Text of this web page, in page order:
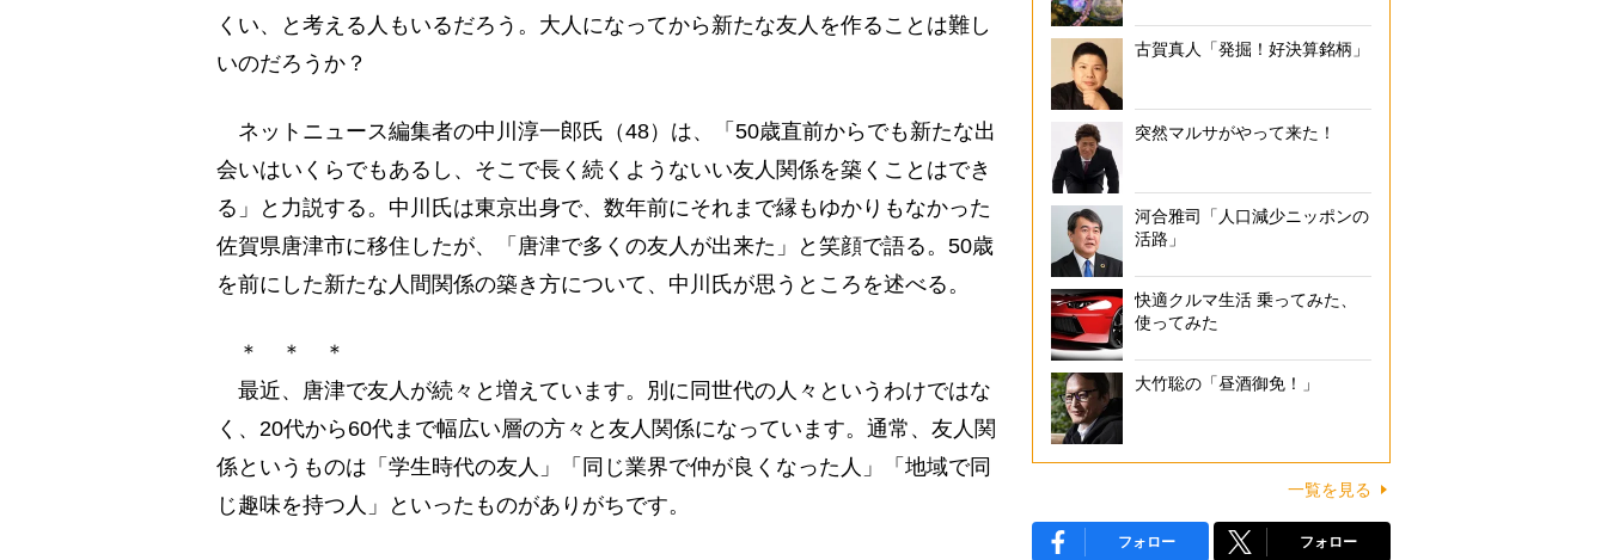
くい、と考える人もいるだろう。大人になってから新たな友人を作ることは難し
いのだろうか？
ネットニュース編集者の中川淳一郎氏（48）は、「50歳直前からでも新たな出
会いはいくらでもあるし、そこで長く続くようないい友人関係を築くことはでき
る」と力説する。中川氏は東京出身で、数年前にそれまで縁もゆかりもなかった
佐賀県唐津市に移住したが、「唐津で多くの友人が出来た」と笑顔で語る。50歳
を前にした新たな人間関係の築き方について、中川氏が思うところを述べる。
＊ ＊ ＊
最近、唐津で友人が続々と増えています。別に同世代の人々というわけではな
く、20代から60代まで幅広い層の方々と友人関係になっています。通常、友人関
係というものは「学生時代の友人」「同じ業界で仲が良くなった人」「地域で同
じ趣味を持つ人」といったものがありがちです。
古賀真人「発掘！好決算銘柄」
突然マルサがやって来た！
河合雅司「人口減少ニッポンの
活路」
快適クルマ生活 乗ってみた、
使ってみた
大竹聡の「昼酒御免！」
一覧を見る
フォロー フォロー